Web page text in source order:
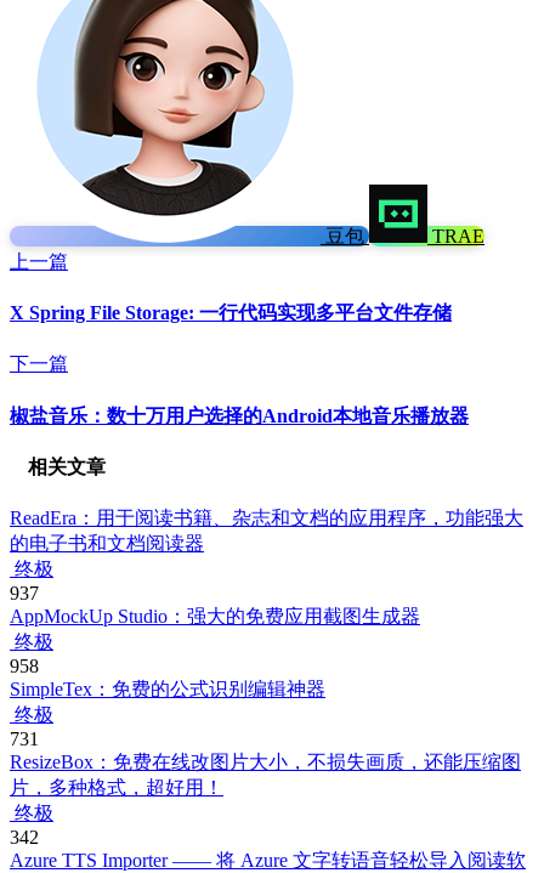
豆包
TRAE
上一篇
X Spring File Storage: 一行代码实现多平台文件存储
下一篇
椒盐音乐：数十万用户选择的Android本地音乐播放器
相关文章
ReadEra：用于阅读书籍、杂志和文档的应用程序，功能强大
的电子书和文档阅读器
终极
937
AppMockUp Studio：强大的免费应用截图生成器
终极
958
SimpleTex：免费的公式识别编辑神器
终极
731
ResizeBox：免费在线改图片大小，不损失画质，还能压缩图
片，多种格式，超好用！
终极
342
Azure TTS Importer —— 将 Azure 文字转语音轻松导入阅读软